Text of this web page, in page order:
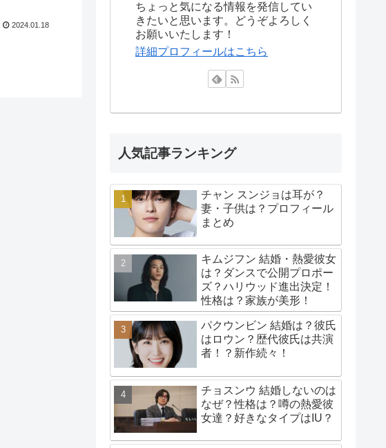
2024.01.18
ちょっと気になる情報を発信してい
きたいと思います。どうぞよろしく
お願いいたします！
詳細プロフィールはこちら
人気記事ランキング
チャン スンジョは耳が？
妻・子供は？プロフィール
まとめ
キムジフン 結婚・熱愛彼女
は？ダンスで公開プロポー
ズ？ハリウッド進出決定！
性格は？家族が美形！
パクウンビン 結婚は？彼氏
はロウン？歴代彼氏は共演
者！？新作続々！
チョスンウ 結婚しないのは
なぜ？性格は？噂の熱愛彼
女達？好きなタイプはIU？